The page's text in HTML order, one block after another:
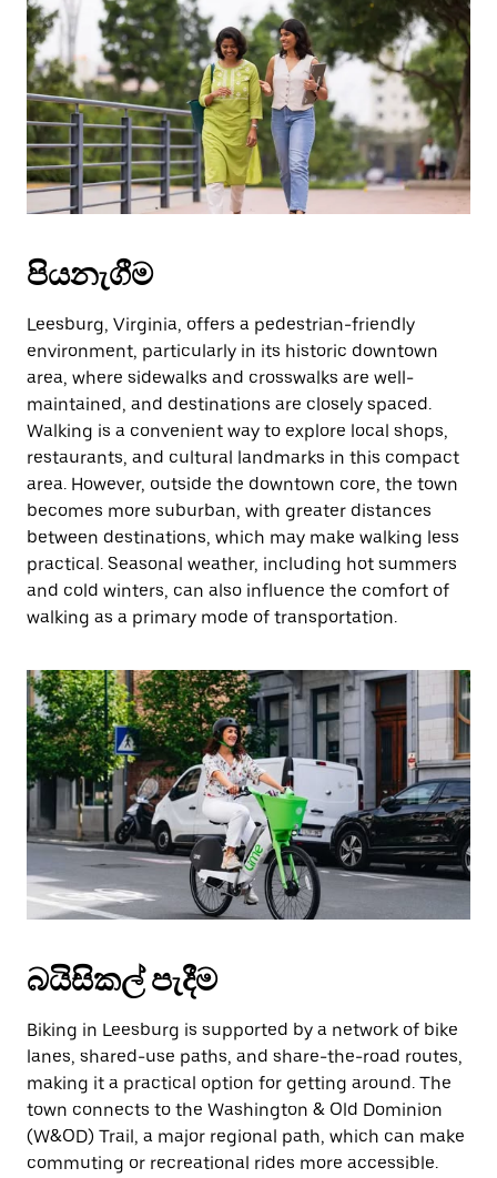
වැසීමට
Escape
බොත්තම
ඔබන්න.
පියනැගීම
Leesburg, Virginia, offers a pedestrian-friendly
environment, particularly in its historic downtown
area, where sidewalks and crosswalks are well-
maintained, and destinations are closely spaced.
Walking is a convenient way to explore local shops,
restaurants, and cultural landmarks in this compact
area. However, outside the downtown core, the town
becomes more suburban, with greater distances
between destinations, which may make walking less
practical. Seasonal weather, including hot summers
and cold winters, can also influence the comfort of
walking as a primary mode of transportation.
බයිසිකල් පැදීම
Biking in Leesburg is supported by a network of bike
lanes, shared-use paths, and share-the-road routes,
making it a practical option for getting around. The
town connects to the Washington & Old Dominion
(W&OD) Trail, a major regional path, which can make
commuting or recreational rides more accessible.